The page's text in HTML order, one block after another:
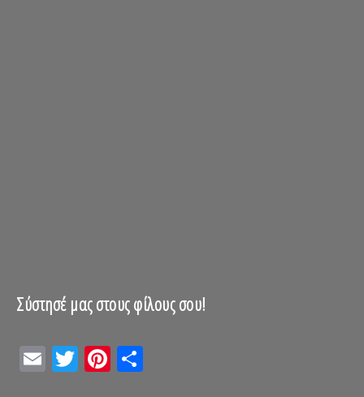
Σύστησέ μας στους φίλους σου!
EmailTwitterPinterest